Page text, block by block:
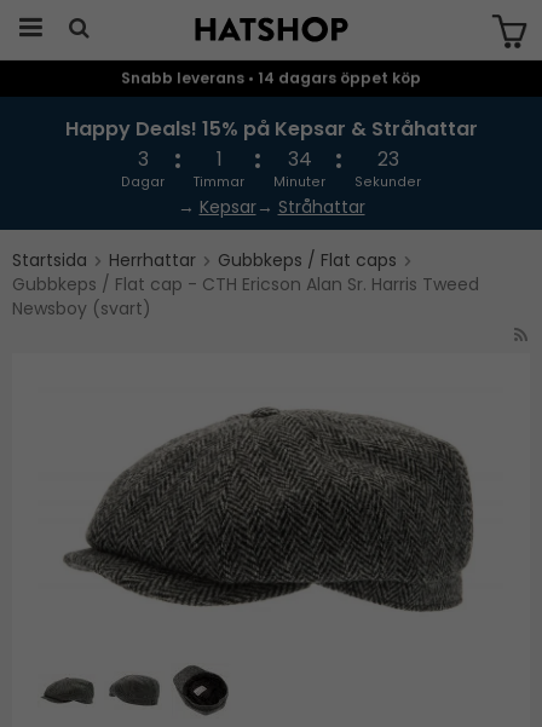
Snabb leverans • 14 dagars öppet köp
Happy Deals! 15% på Kepsar & Stråhattar
3
Dagar
1
Timmar
34
Minuter
23
Sekunder
→ Kepsar→ Stråhattar
Startsida Herrhattar
Gubbkeps / Flat caps
Gubbkeps / Flat cap - CTH Ericson Alan Sr. Harris Tweed
Newsboy (svart)